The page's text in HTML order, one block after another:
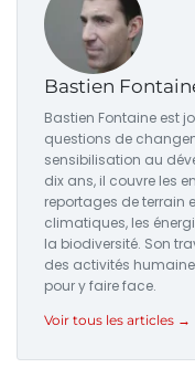
Bastien
Bastien Fontaine est
questions de
sensibilisation au
dix ans, il couvre les
reportages de terrain
climatiques, les
la biodiversité. Son
des activités
pour y faire face.
Voir tous les articles →